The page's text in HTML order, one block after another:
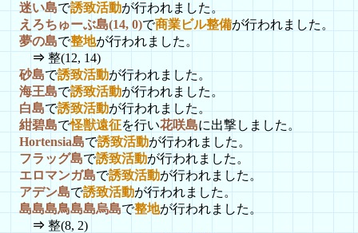
迷い島で誘致活動が行われました。
えろちゅーぶ島(14, 0)で商業ビル整備が行われました。
夢の島で整地が行われました。
⇒ 整(12, 14)
砂島で誘致活動が行われました。
海王島で誘致活動が行われました。
白島で誘致活動が行われました。
紺碧島で怪獣遠征を行い花咲島に出撃しました。
Hortensia島で誘致活動が行われました。
フラッグ島で誘致活動が行われました。
エロマンガ島で誘致活動が行われました。
アデン島で誘致活動が行われました。
島島島鳥島島烏島で整地が行われました。
⇒ 整(8, 2)